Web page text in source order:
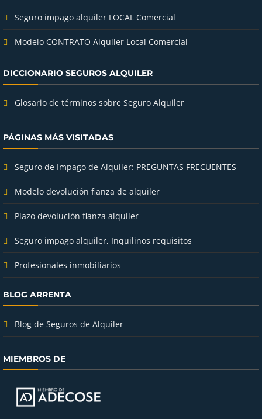
Seguro impago alquiler LOCAL Comercial
Modelo CONTRATO Alquiler Local Comercial
DICCIONARIO SEGUROS ALQUILER
Glosario de términos sobre Seguro Alquiler
PÁGINAS MÁS VISITADAS
Seguro de Impago de Alquiler: PREGUNTAS FRECUENTES
Modelo devolución fianza de alquiler
Plazo devolución fianza alquiler
Seguro impago alquiler, Inquilinos requisitos
Profesionales inmobiliarios
BLOG ARRENTA
Blog de Seguros de Alquiler
MIEMBROS DE